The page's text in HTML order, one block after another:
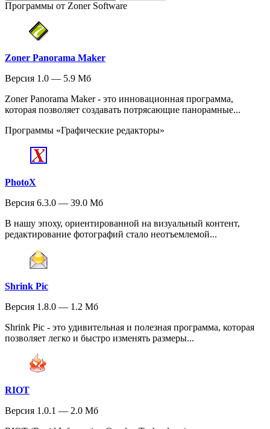
Программы от Zoner Software
Zoner Panorama Maker
Версия 1.0 — 5.9 Мб
Zoner Panorama Maker - это инновационная программа,
которая позволяет создавать потрясающие панорамные...
Программы «Графические редакторы»
PhotoX
Версия 6.3.0 — 39.0 Мб
В нашу эпоху, ориентированной на визуальный контент,
редактирование фотографий стало неотъемлемой...
Shrink Pic
Версия 1.8.0 — 1.2 Мб
Shrink Pic - это удивительная и полезная программа, которая
позволяет легко и быстро изменять размеры...
RIOT
Версия 1.0.1 — 2.0 Мб